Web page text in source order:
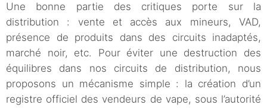
Une bonne partie des critiques porte sur la
distribution : vente et accès aux mineurs, VAD,
présence de produits dans des circuits inadaptés,
marché noir, etc. Pour éviter une destruction des
équilibres dans nos circuits de distribution, nous
proposons un mécanisme simple : la création d’un
registre officiel des vendeurs de vape, sous l’autorité